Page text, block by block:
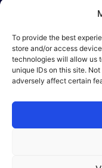
To provide the best
store and/or access
technologies will allow us
unique IDs on this site.
adversely affect certain
©